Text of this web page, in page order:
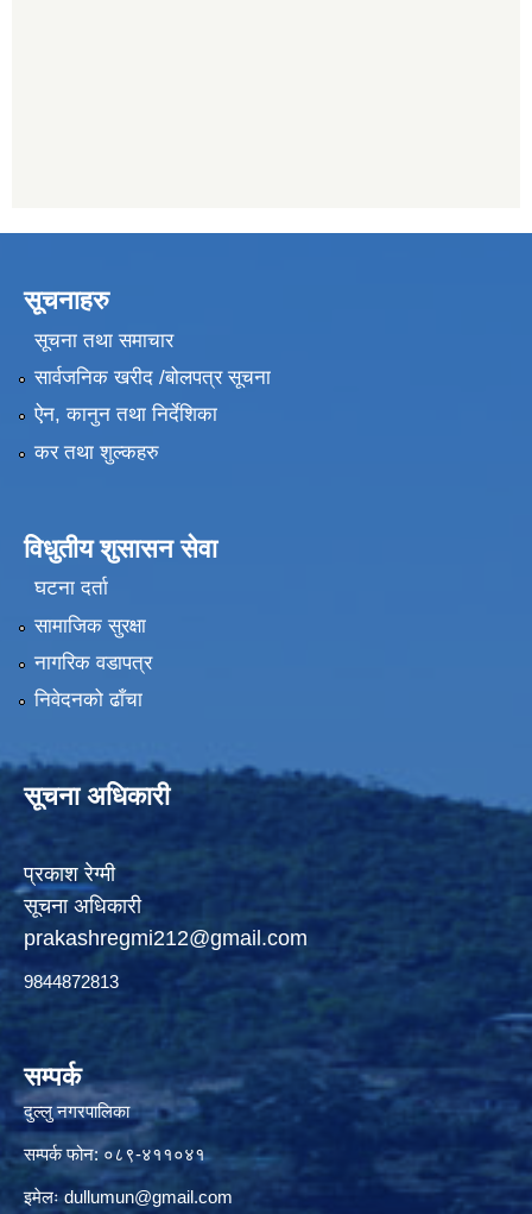
सूचनाहरु
सूचना तथा समाचार
सार्वजनिक खरीद /बोलपत्र सूचना
ऐन, कानुन तथा निर्देशिका
कर तथा शुल्कहरु
विधुतीय शुसासन सेवा
घटना दर्ता
सामाजिक सुरक्षा
नागरिक वडापत्र
निवेदनको ढाँचा
सूचना अधिकारी
प्रकाश रेग्मी
सूचना अधिकारी
prakashregmi212@gmail.com
9844872813
सम्पर्क
दुल्लु नगरपालिका
सम्पर्क फोन: ०८९-४११०४१
इमेलःdullumun@gmail.com